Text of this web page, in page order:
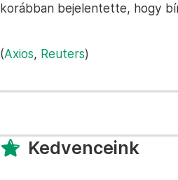
korábban bejelentette, hogy
(Axios, Reuters)
Kedvenceink